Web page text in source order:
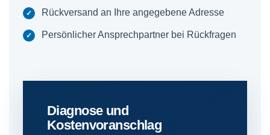
Rückversand an Ihre angegebene Adresse
Persönlicher Ansprechpartner bei Rückfragen
Diagnose und
Kostenvoranschlag